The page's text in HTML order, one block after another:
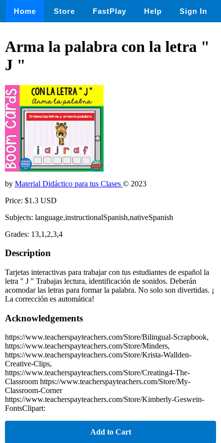
Home Store FastPlay Help Sign In
Arma la palabra con la letra "
J "
by Material Didáctico para tus Clases © 2023
Price: $1.3 USD
Subjects: language,instructionalSpanish,nativeSpanish
Grades: 13,1,2,3,4
Description
Tarjetas interactivas para trabajar con tus estudiantes de español la
letra " J " Trabajas lectura, identificación de sonidos. Deberán
acomodar las letras para formar la palabra. No solo son divertidas. ¡
La corrección es automática!
Acknowledgements
https://www.teacherspayteachers.com/Store/Bilingual-Scrapbook,
https://www.teacherspayteachers.com/Store/Minders,
https://www.teacherspayteachers.com/Store/Krista-Wallden-
Creative-Clips,
https://www.teacherspayteachers.com/Store/Creating4-The-
Classroom https://www.teacherspayteachers.com/Store/My-
Classroom-Corner
https://www.teacherspayteachers.com/Store/Kimberly-Geswein-
FontsClipart:
Add to Cart